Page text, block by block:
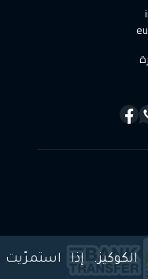
إذا استمرّيت